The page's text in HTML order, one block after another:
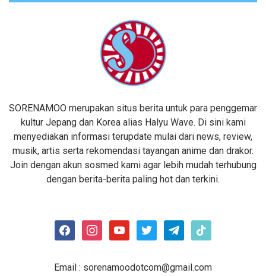
SORENAMOO merupakan situs berita untuk para penggemar
kultur Jepang dan Korea alias Halyu Wave. Di sini kami
menyediakan informasi terupdate mulai dari news, review,
musik, artis serta rekomendasi tayangan anime dan drakor.
Join dengan akun sosmed kami agar lebih mudah terhubung
dengan berita-berita paling hot dan terkini.
facebookinstagramyoutubetwitter telegramtiktok
Email : sorenamoodotcom@gmail.com